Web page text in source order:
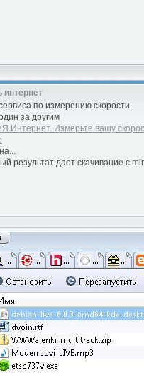
интернет
по измерению скорости.
за другим
Я.Интернет. Измерьте вашу
результат дает скачивание с